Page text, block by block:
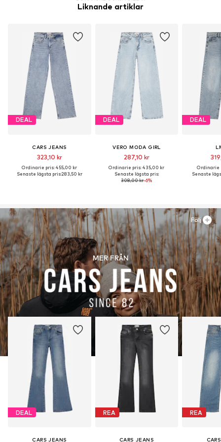
Liknande artiklar
DEAL
CARS JEANS
323,10 kr
Ordinarie pris: 455,00 kr
Senaste lägsta pris:283,50 kr
DEAL
VERO MODA GIRL
287,10 kr
Ordinarie pris: 435,00 kr
Senaste lägsta pris:
308,00 kr-6%
DEAL
Ordinarie
Senaste
MER FRÅN
DEAL
CARS JEANS
REA
CARS JEANS
REA
Följ